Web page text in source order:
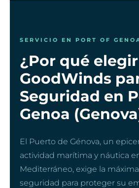
SERVICIO EN PORT OF
¿Por qué elegir
GoodWinds
Seguridad en
Genoa
El Puerto de Génova, un
actividad marítima y náutica
Mediterráneo, exige la
seguridad para proteger su